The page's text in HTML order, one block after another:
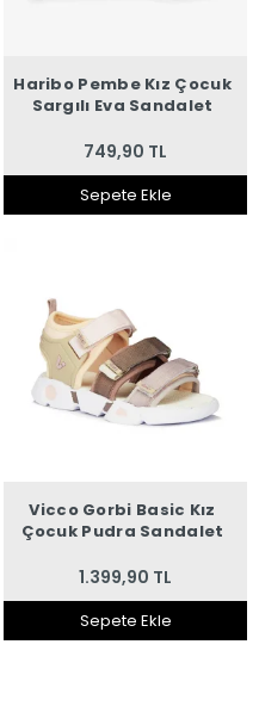
Haribo Pembe Kız Çocuk
Sargılı Eva Sandalet
749,90 TL
Sepete Ekle
Vicco Gorbi Basic Kız
Çocuk Pudra Sandalet
1.399,90 TL
Sepete Ekle